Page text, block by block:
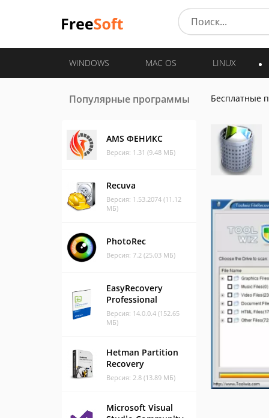
WINDOWS MAC OS LINUX
Популярные программы
AMS ФЕНИКС
Версия: 1.31 (9.48 МБ)
Recuva
Версия: 1.53.2074 (11.12
МБ)
PhotoRec
Версия: 7.2 (25.03 МБ)
EasyRecovery
Professional
Версия: 14.0.0.4 (152.65
МБ)
Hetman Partition
Recovery
Версия: 2.8 (13.89 МБ)
Microsoft Visual
Бесплатные